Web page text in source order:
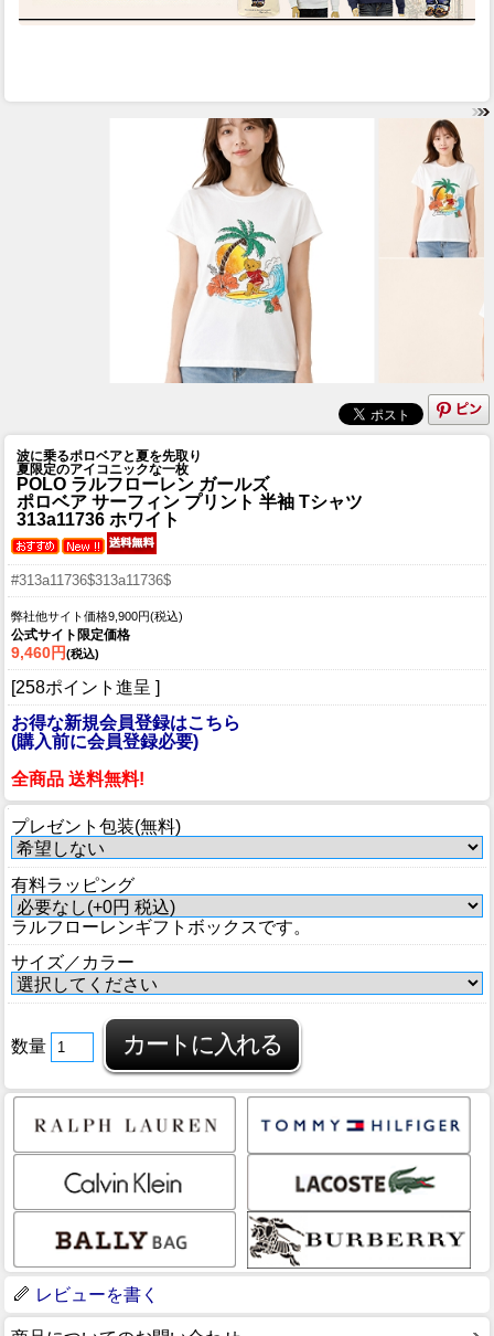
波に乗るポロベアと夏を先取り
夏限定のアイコニックな一枚
POLO ラルフローレン ガールズ
ポロベア サーフィン プリント 半袖 Tシャツ
313a11736 ホワイト
#313a11736$313a11736$
弊社他サイト価格9,900円(税込)
公式サイト限定価格
9,460円(税込)
[258ポイント進呈 ]
お得な新規会員登録はこちら
(購入前に会員登録必要)
全商品 送料無料!
プレゼント包装(無料)
有料ラッピング
ラルフローレンギフトボックスです。
サイズ／カラー
数量
レビューを書く